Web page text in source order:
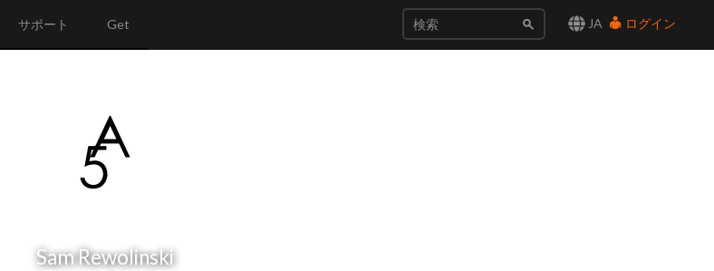
JA ログイン
サポート Get
Sam Rewolinski